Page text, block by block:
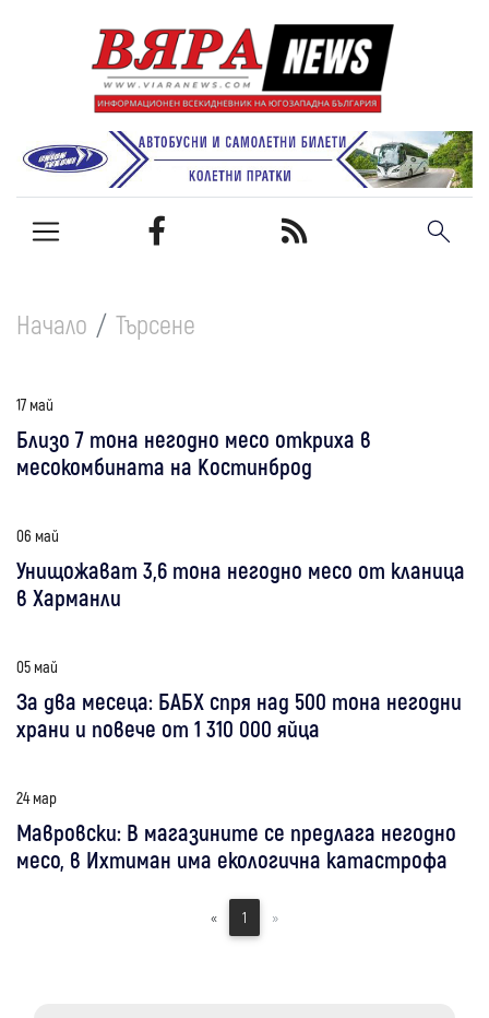
Начало Търсене
17 май
Близо 7 тона негодно месо откриха в
месокомбината на Костинброд
06 май
Унищожават 3,6 тона негодно месо от кланица
в Харманли
05 май
За два месеца: БАБХ спря над 500 тона негодни
храни и повече от 1 310 000 яйца
24 мар
Мавровски: В магазините се предлага негодно
месо, в Ихтиман има екологична катастрофа
« 1 »